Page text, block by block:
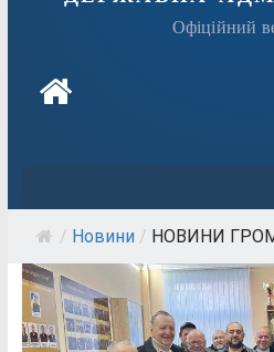
Офіційний
/ Новини / НОВИНИ